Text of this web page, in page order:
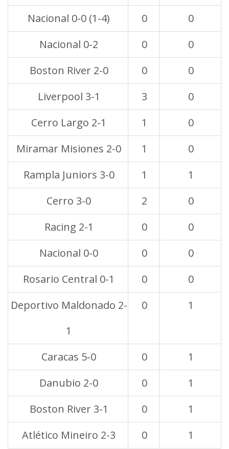
Nacional 0-0 (1-4)
0
0
Nacional 0-2
0
0
Boston River 2-0
0
0
Liverpool 3-1
3
0
Cerro Largo 2-1
1
0
Miramar Misiones 2-0
1
0
Rampla Juniors 3-0
1
1
Cerro 3-0
2
0
Racing 2-1
0
0
Nacional 0-0
0
0
Rosario Central 0-1
0
0
Deportivo Maldonado 2-
1
0 1
Caracas 5-0 0
1
Danubio 2-0
0
1
Boston River 3-1
0
1
Atlético Mineiro 2-3
0
1